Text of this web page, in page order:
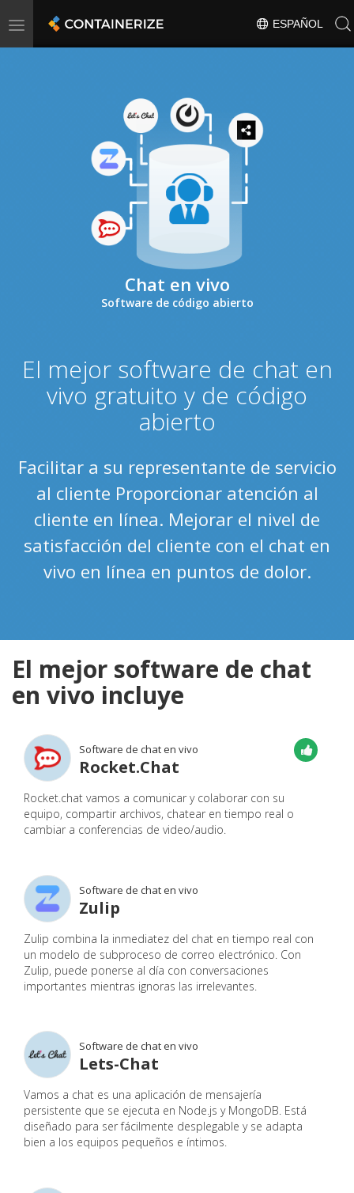
Toggle
ESPAÑOL
Chat en vivo
Software de código abierto
El mejor software de chat en
vivo gratuito y de código
abierto
Facilitar a su representante de servicio
al cliente Proporcionar atención al
cliente en línea. Mejorar el nivel de
satisfacción del cliente con el chat en
vivo en línea en puntos de dolor.
El mejor software de chat
en vivo incluye
Software de chat en vivo
Rocket.Chat
Rocket.chat vamos a comunicar y colaborar con su
equipo, compartir archivos, chatear en tiempo real o
cambiar a conferencias de video/audio.
Software de chat en vivo
Zulip
Zulip combina la inmediatez del chat en tiempo real con
un modelo de subproceso de correo electrónico. Con
Zulip, puede ponerse al día con conversaciones
importantes mientras ignoras las irrelevantes.
Software de chat en vivo
Lets-Chat
Vamos a chat es una aplicación de mensajería
persistente que se ejecuta en Node.js y MongoDB. Está
diseñado para ser fácilmente desplegable y se adapta
bien a los equipos pequeños e íntimos.